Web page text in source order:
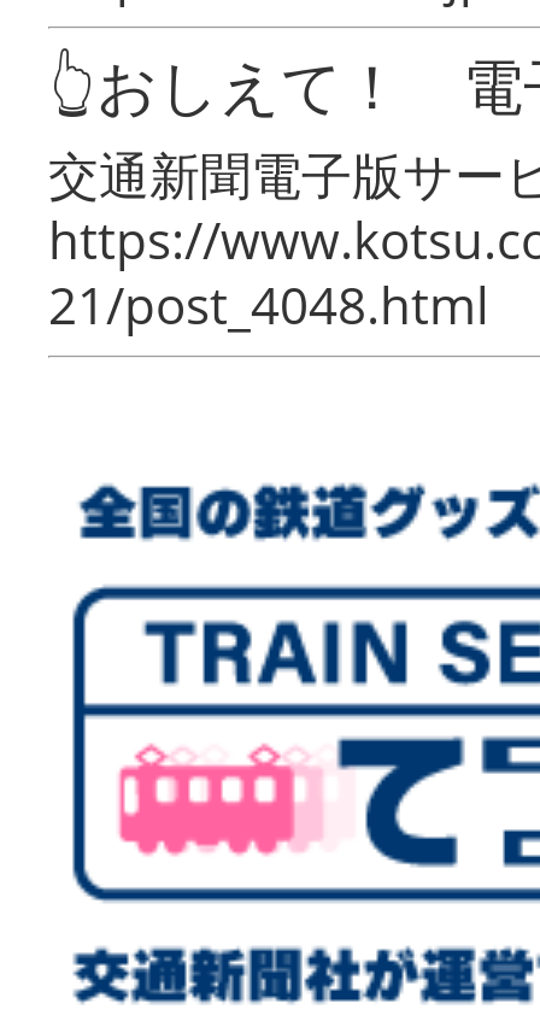
👆おしえて！ 電
交通新聞電子版サー
https://
21/post_4048.html